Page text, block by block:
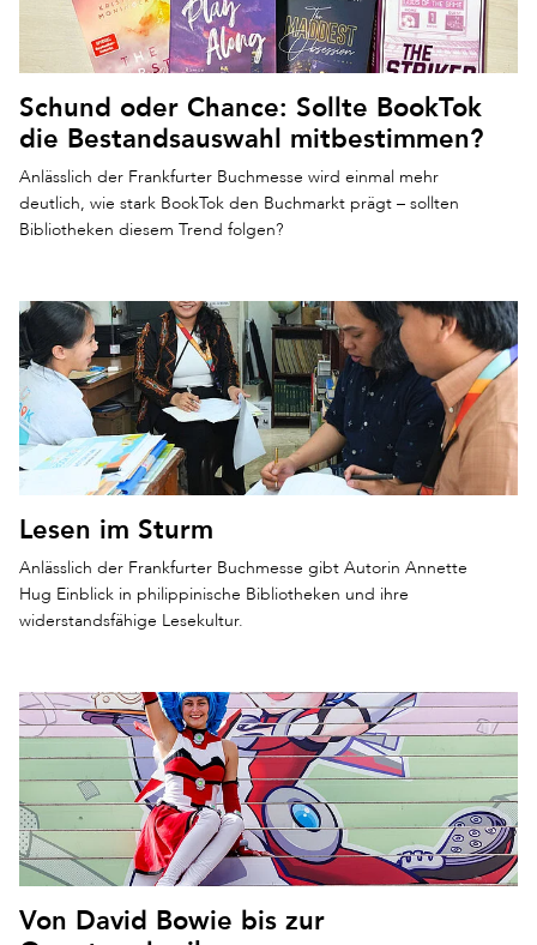
Schund oder Chance: Sollte BookTok
die Bestandsauswahl mitbestimmen?
Anlässlich der Frankfurter Buchmesse wird einmal mehr
deutlich, wie stark BookTok den Buchmarkt prägt – sollten
Bibliotheken diesem Trend folgen?
Lesen im Sturm
Anlässlich der Frankfurter Buchmesse gibt Autorin Annette
Hug Einblick in philippinische Bibliotheken und ihre
widerstandsfähige Lesekultur.
Von David Bowie bis zur